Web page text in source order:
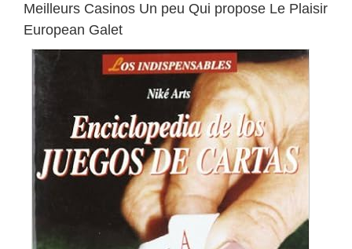
Meilleurs Casinos Un peu Qui propose Le Plaisir
European Galet